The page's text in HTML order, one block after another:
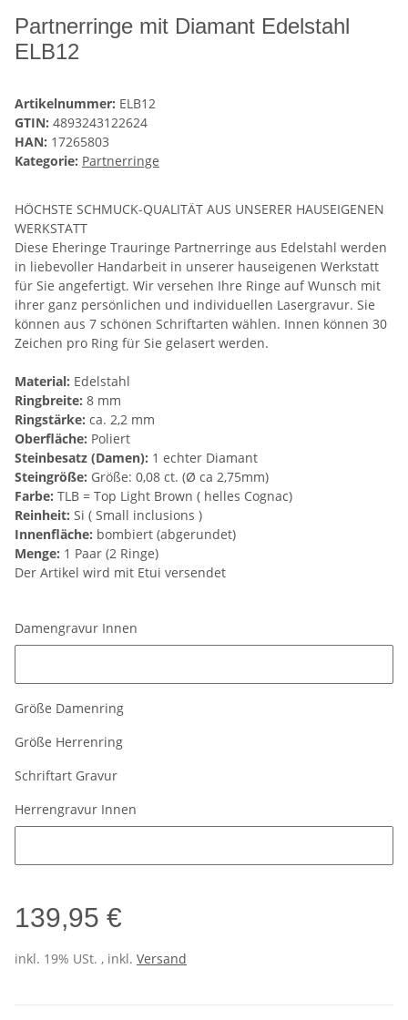
Partnerringe mit Diamant Edelstahl
ELB12
Artikelnummer: ELB12
GTIN: 4893243122624
HAN: 17265803
Kategorie: Partnerringe
HÖCHSTE SCHMUCK-QUALITÄT AUS UNSERER HAUSEIGENEN
WERKSTATT
Diese Eheringe Trauringe Partnerringe aus Edelstahl werden
in liebevoller Handarbeit in unserer hauseigenen Werkstatt
für Sie angefertigt. Wir versehen Ihre Ringe auf Wunsch mit
ihrer ganz persönlichen und individuellen Lasergravur. Sie
können aus 7 schönen Schriftarten wählen. Innen können 30
Zeichen pro Ring für Sie gelasert werden.
Material: Edelstahl
Ringbreite: 8 mm
Ringstärke: ca. 2,2 mm
Oberfläche: Poliert
Steinbesatz (Damen): 1 echter Diamant
Steingröße: Größe: 0,08 ct. (Ø ca 2,75mm)
Farbe: TLB = Top Light Brown ( helles Cognac)
Reinheit: Si ( Small inclusions )
Innenfläche: bombiert (abgerundet)
Menge: 1 Paar (2 Ringe)
Der Artikel wird mit Etui versendet
Damengravur Innen
Größe Damenring
Größe Herrenring
Schriftart Gravur
Herrengravur Innen
139,95 €
inkl. 19% USt. , inkl. Versand